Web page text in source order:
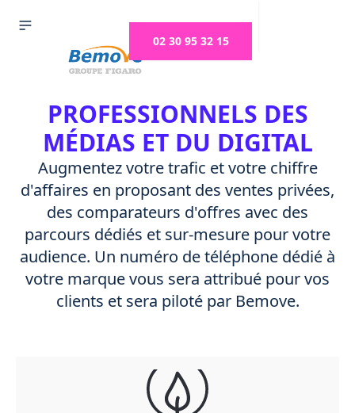
02 30 95 32 15
PROFESSIONNELS DES
MÉDIAS ET DU DIGITAL
Augmentez votre trafic et votre chiffre
d'affaires en proposant des ventes privées,
des comparateurs d'offres avec des
parcours dédiés et sur-mesure pour votre
audience. Un numéro de téléphone dédié à
votre marque vous sera attribué pour vos
clients et sera piloté par Bemove.